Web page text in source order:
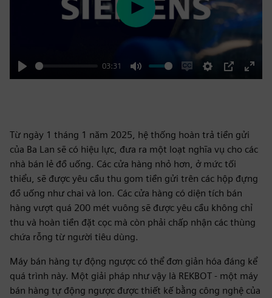
Play
03:31
Mute
EnableSettings
PIP
Enter
Play
Từ ngày 1 tháng 1 năm 2025, hệ thống hoàn trả tiền gửi
của Ba Lan sẽ có hiệu lực, đưa ra một loạt nghĩa vụ cho các
nhà bán lẻ đồ uống. Các cửa hàng nhỏ hơn, ở mức tối
thiểu, sẽ được yêu cầu thu gom tiền gửi trên các hộp đựng
đồ uống như chai và lon. Các cửa hàng có diện tích bán
hàng vượt quá 200 mét vuông sẽ được yêu cầu không chỉ
thu và hoàn tiền đặt cọc mà còn phải chấp nhận các thùng
chứa rỗng từ người tiêu dùng.
Máy bán hàng tự động ngược có thể đơn giản hóa đáng kể
quá trình này. Một giải pháp như vậy là REKBOT - một máy
bán hàng tự động ngược được thiết kế bằng công nghệ của